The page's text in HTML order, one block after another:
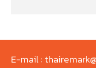
E-mail :